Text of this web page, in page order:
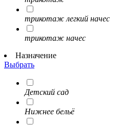
трикотаж легкий начес
трикотаж начес
Назначение
Выбрать
Детский сад
Нижнее бельё